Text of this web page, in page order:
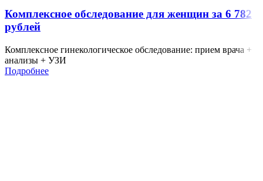
Комплексное обследование для женщин за 6 782
рублей
Комплексное гинекологическое обследование: прием врача +
анализы + УЗИ
Подробнее